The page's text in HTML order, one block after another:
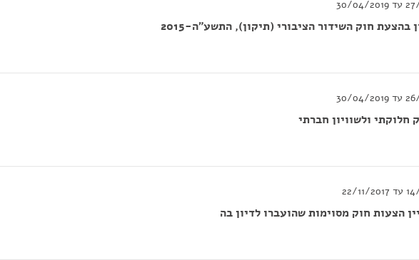
בהצעת חוק השידור הציבורי (תיקון), התשע"ה-2015
ולשוויון חברתי
הצעות חוק מסוימות שהועברו לדיון בה